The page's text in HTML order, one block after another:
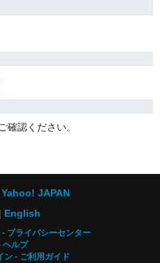
確認ください。
Yahoo! JAPAN
English
プライバシーセンター
ヘルプ
ン
ご利用ガイド